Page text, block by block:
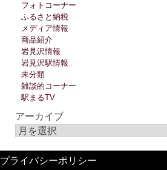
フォトコーナー
ふるさと納税
メディア情報
商品紹介
岩見沢情報
岩見沢駅情報
未分類
雑談的コーナー
駅まるTV
アーカイブ
プライバシーポリシー